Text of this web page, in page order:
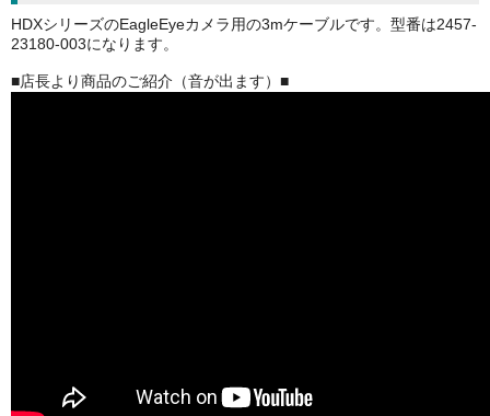
HDXシリーズのEagleEyeカメラ用の3mケーブルです。型番は2457-
23180-003になります。
■店長より商品のご紹介（音が出ます）■